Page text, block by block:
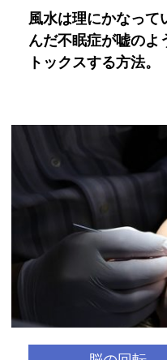
風水は理にかなって
んだ不眠症が嘘のよ
トックスする方法。